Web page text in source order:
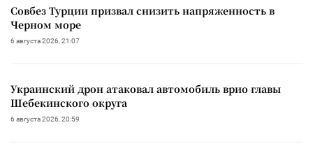
Совбез Турции призвал снизить напряженность в
Черном море
6 августа 2026, 21:07
Украинский дрон атаковал автомобиль врио главы
Шебекинского округа
6 августа 2026, 20:59